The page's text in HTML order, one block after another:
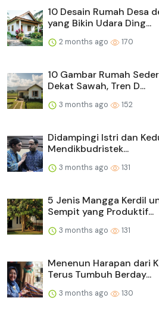
10 Desain Rumah Desa
yang Bikin Udara Ding...
2 months ago 170
10 Gambar Rumah
Dekat Sawah, Tren D...
3 months ago 152
Didampingi Istri dan
Mendikbudristek...
3 months ago 131
5 Jenis Mangga Kerdil
Sempit yang Produktif...
3 months ago 131
Menenun Harapan dari
Terus Tumbuh Berday...
3 months ago 130